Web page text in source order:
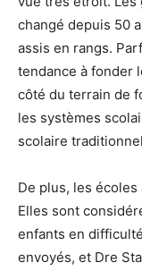
changé depuis 50
assis en rangs.
tendance à fonder
côté du terrain de
les systèmes
scolaire
De plus, les écoles
Elles sont
enfants en
envoyés, et Dre